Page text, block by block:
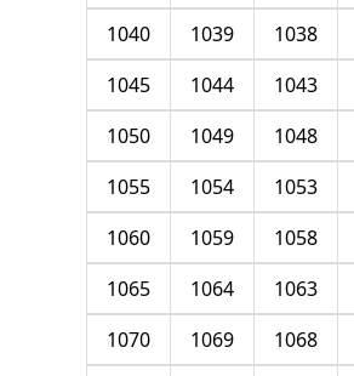
1038
1039
1040
1043
1044
1045
1048
1049
1050
1053
1054
1055
1058
1059
1060
1063
1064
1065
1068
1069
1070